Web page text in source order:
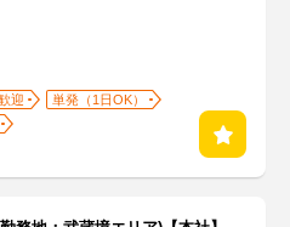
迎
単発（1日OK）